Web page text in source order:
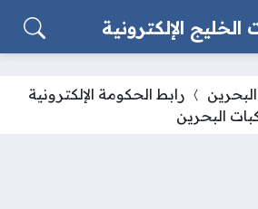
الإلكترونية
رابط الحكومة الإلكترونية
البحرين